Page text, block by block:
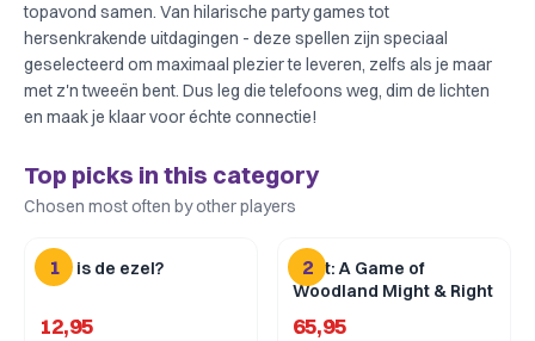
topavond samen. Van hilarische party games tot
hersenkrakende uitdagingen - deze spellen zijn speciaal
geselecteerd om maximaal plezier te leveren, zelfs als je maar
met z'n tweeën bent. Dus leg die telefoons weg, dim de lichten
en maak je klaar voor échte connectie!
Top picks in this category
Chosen most often by other players
1
Wie is de ezel?
12,95
2
Root: A Game of
Woodland Might & Right
65,95